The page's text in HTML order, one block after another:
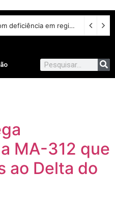
Lei aumenta penas para violência sexual digital contra crianças e adolescentes e endurece punições
MA-312 que
ao Delta do